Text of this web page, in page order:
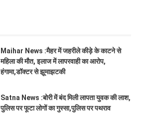
Maihar News :मैहर में जहरीले कीड़े के काटने से
महिला की मौत, इलाज में लापरवाही का आरोप,
हंगामा,डॉक्टर से झूमाझटकी
Satna News :बोरी में बंद मिली लापता युवक की लाश,
पुलिस पर फूटा लोगों का गुस्सा,पुलिस पर पथराव